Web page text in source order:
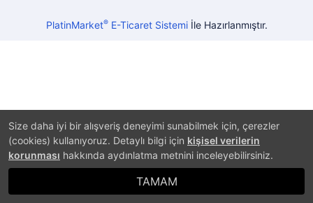
Size daha iyi bir alışveriş deneyimi sunabilmek için, çerezler
(cookies) kullanıyoruz. Detaylı bilgi için kişisel verilerin
korunması hakkında aydınlatma metnini inceleyebilirsiniz.
TAMAM
PlatinMarket®E-Ticaret Sistemiİle Hazırlanmıştır.